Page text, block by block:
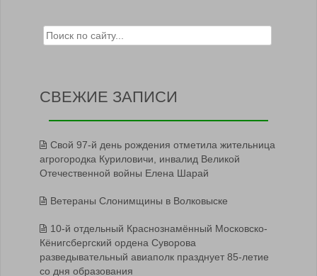
Search for:
СВЕЖИЕ ЗАПИСИ
Свой 97-й день рождения отметила жительница
агрогородка Куриловичи, инвалид Великой
Отечественной войны Елена Шарай
Ветераны Слонимщины в Волковыске
10-й отдельный Краснознамённый Московско-
Кёнигсбергский ордена Суворова
разведывательный авиаполк празднует 85-летие
со дня образования